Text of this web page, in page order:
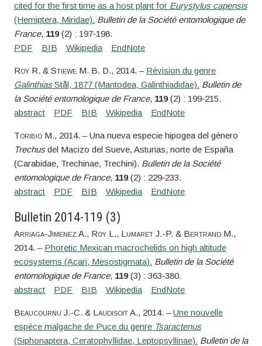
cited for the first time as a host plant for Eurystylus capensis
(Hemiptera, Miridae). Bulletin de la Société entomologique de
France, 119(2) : 197‑198.
RoyR. & StieweM. B. D., 2014. – Révision du genre
GalinthiasStål, 1877 (Mantodea, Galinthiadidae). Bulletin de
la Société entomologique de France, 119(2) : 199‑215.
ToribioM., 2014. – Una nueva especie hipogea del género
Trechusdel Macizo del Sueve, Asturias, norte de España
(Carabidae, Trechinae, Trechini). Bulletin de la Société
entomologique de France, 119(2) : 229‑233.
Bulletin 2014-119 (3)
Arriaga-Jimenez A., RoyL., LumaretJ.-P. & BertrandM.,
2014. – Phoretic Mexican macrochelids on high altitude
ecosystems (Acari, Mesostigmata). Bulletin de la Société
entomologique de France, 119(3) : 363‑380.
Beaucournu J.-C. & LaudisoitA., 2014. –Une nouvelle
espèce malgache de Puce du genre Tsaractenus
(Siphonaptera, Ceratophyllidae, Leptopsyllinae). Bulletin de la